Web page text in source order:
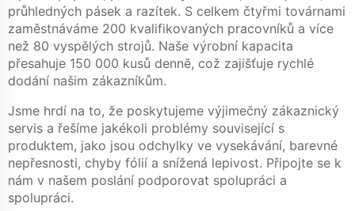
průhledných pásek a razítek. S celkem čtyřmi továrnami
zaměstnáváme 200 kvalifikovaných pracovníků a více
než 80 vyspělých strojů. Naše výrobní kapacita
přesahuje 150 000 kusů denně, což zajišťuje rychlé
dodání našim zákazníkům.
Jsme hrdí na to, že poskytujeme výjimečný zákaznický
servis a řešíme jakékoli problémy související s
produktem, jako jsou odchylky ve vysekávání, barevné
nepřesnosti, chyby fólií a snížená lepivost. Připojte se k
nám v našem poslání podporovat spolupráci a
spolupráci.